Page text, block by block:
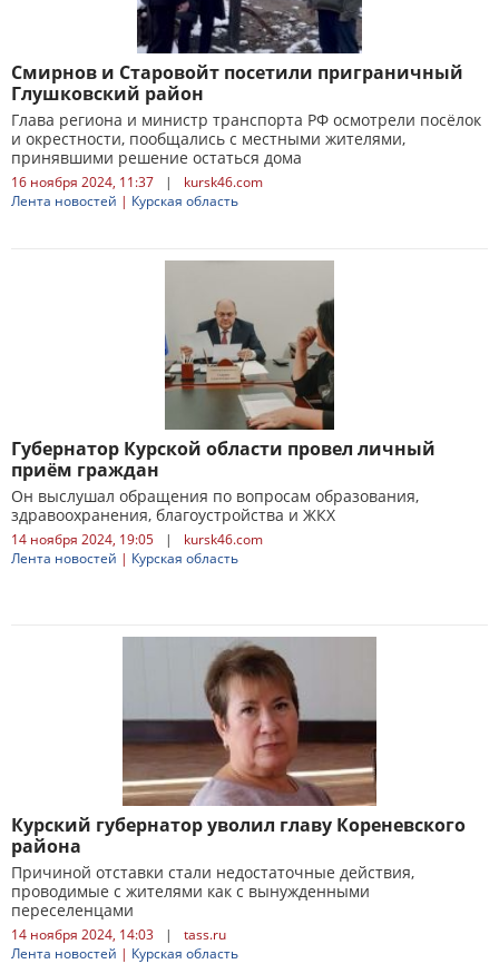
Смирнов и Старовойт посетили приграничный
Глушковский район
Глава региона и министр транспорта РФ осмотрели посёлок
и окрестности, пообщались с местными жителями,
принявшими решение остаться дома
16 ноября 2024, 11:37 |
kursk46.com
Лента новостей | Курская область
Губернатор Курской области провел личный
приём граждан
Он выслушал обращения по вопросам образования,
здравоохранения, благоустройства и ЖКХ
14 ноября 2024, 19:05 |
kursk46.com
Лента новостей | Курская область
Курский губернатор уволил главу Кореневского
района
Причиной отставки стали недостаточные действия,
проводимые с жителями как с вынужденными
переселенцами
14 ноября 2024, 14:03 |
tass.ru
Лента новостей | Курская область